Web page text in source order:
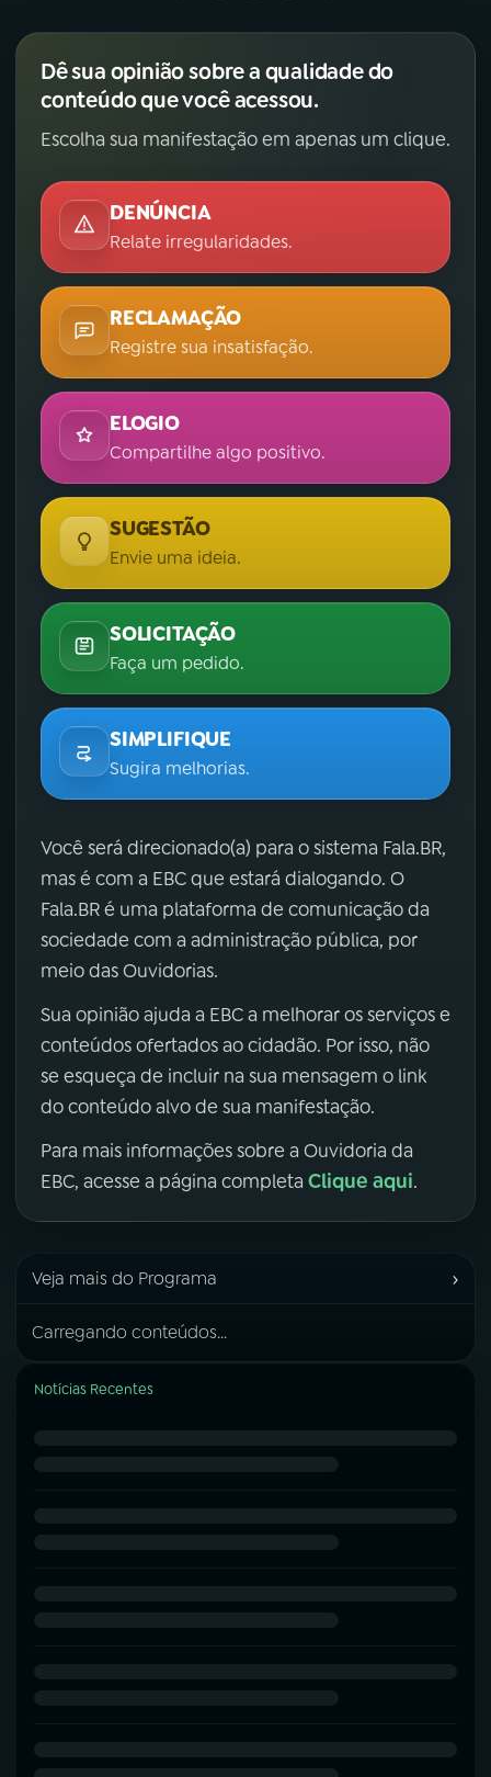
Dê sua opinião sobre a qualidade do
conteúdo que você acessou.
Escolha sua manifestação em apenas um clique.
DENÚNCIA
Relate irregularidades.
RECLAMAÇÃO
Registre sua insatisfação.
ELOGIO
Compartilhe algo positivo.
SUGESTÃO
Envie uma ideia.
SOLICITAÇÃO
Faça um pedido.
SIMPLIFIQUE
Sugira melhorias.
Você será direcionado(a) para o sistema Fala.BR,
mas é com a EBC que estará dialogando. O
Fala.BR é uma plataforma de comunicação da
sociedade com a administração pública, por
meio das Ouvidorias.
Sua opinião ajuda a EBC a melhorar os serviços e
conteúdos ofertados ao cidadão. Por isso, não
se esqueça de incluir na sua mensagem o link
do conteúdo alvo de sua manifestação.
Para mais informações sobre a Ouvidoria da
EBC, acesse a página completa Clique aqui.
Veja mais do Programa ›
Carregando conteúdos...
Notícias Recentes